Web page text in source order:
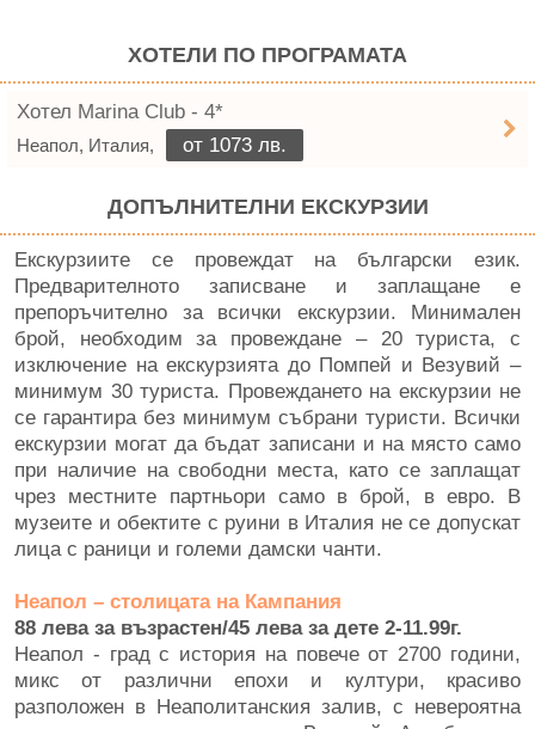
ХОТЕЛИ ПО ПРОГРАМАТА
Хотел Marina Club - 4*
Неапол, Италия, от 1073 лв.
ДОПЪЛНИТЕЛНИ ЕКСКУРЗИИ
Екскурзиите се провеждат на български език.
Предварителното записване и заплащане е
препоръчително за всички екскурзии. Минимален
брой, необходим за провеждане – 20 туриста, с
изключение на екскурзията до Помпей и Везувий –
минимум 30 туриста. Провеждането на екскурзии не
се гарантира без минимум събрани туристи. Всички
екскурзии могат да бъдат записани и на място само
при наличие на свободни места, като се заплащат
чрез местните партньори само в брой, в евро. В
музеите и обектите с руини в Италия не се допускат
лица с раници и големи дамски чанти.
Неапол – столицата на Кампания
88 лева за възрастен/45 лева за дете 2-11.99г.
Неапол - град с история на повече от 2700 години,
микс от различни епохи и култури, красиво
разположен в Неаполитанския залив, с невероятна